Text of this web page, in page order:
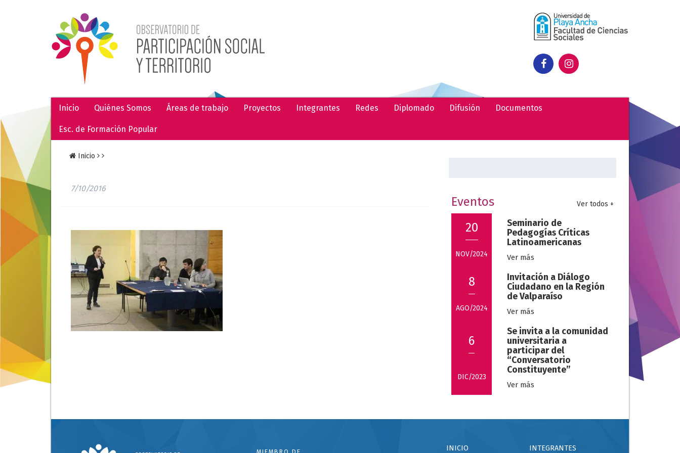
Inicio Quiénes Somos Áreas de trabajo Proyectos Integrantes Redes Diplomado Difusión Documentos
Esc. de Formación Popular
Inicio
7/10/2016
Eventos Ver todos +
20
NOV/2024
Seminario de
Pedagogías Críticas
Latinoamericanas
Ver más
8
AGO/2024
Invitación a Diálogo
Ciudadano en la Región
de Valparaíso
Ver más
6
DIC/2023
Se invita a la comunidad
universitaria a
participar del
“Conversatorio
Constituyente”
Ver más
INICIO INTEGRANTES